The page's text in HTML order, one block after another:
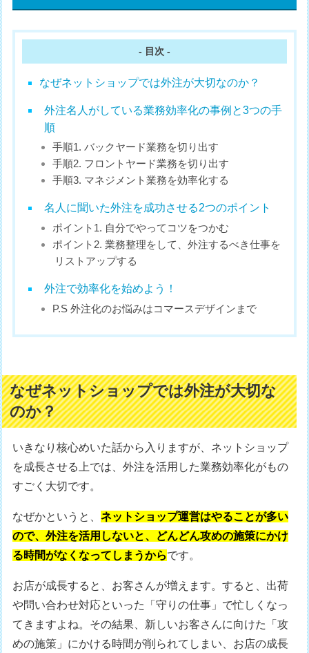
- 目次 -
なぜネットショップでは外注が大切なのか？
外注名人がしている業務効率化の事例と3つの手
順
手順1. バックヤード業務を切り出す
手順2. フロントヤード業務を切り出す
手順3. マネジメント業務を効率化する
名人に聞いた外注を成功させる2つのポイント
ポイント1. 自分でやってコツをつかむ
ポイント2. 業務整理をして、外注するべき仕事を
リストアップする
外注で効率化を始めよう！
P.S 外注化のお悩みはコマースデザインまで
なぜネットショップでは外注が大切な
のか？
いきなり核心めいた話から入りますが、ネットショップ
を成長させる上では、外注を活用した業務効率化がもの
すごく大切です。
なぜかというと、ネットショップ運営はやることが多い
ので、外注を活用しないと、どんどん攻めの施策にかけ
る時間がなくなってしまうからです。
お店が成長すると、お客さんが増えます。すると、出荷
や問い合わせ対応といった「守りの仕事」で忙しくなっ
てきますよね。その結果、新しいお客さんに向けた「攻
めの施策」にかける時間が削られてしまい、お店の成長